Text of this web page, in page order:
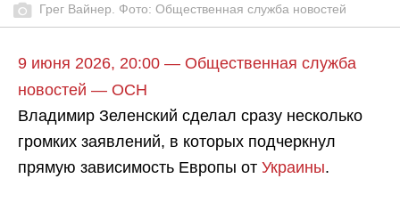
Грег Вайнер. Фото: Общественная служба новостей
9 июня 2026, 20:00 — Общественная служба
новостей — ОСН
Владимир Зеленский сделал сразу несколько
громких заявлений, в которых подчеркнул
прямую зависимость Европы от Украины.